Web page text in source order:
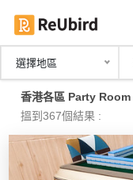
繁
中
EN
選擇地區
香港各區 Party Room
搵到367個結果 :